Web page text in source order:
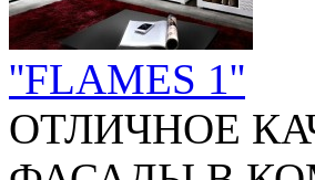
''FLAMES 1''
ОТЛИЧНОЕ